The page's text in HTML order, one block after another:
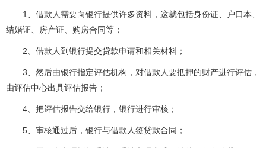
1、借款人需要向银行提供许多资料，这就包括身份证、户口本、
结婚证、房产证、购房合同等；
2、借款人到银行提交贷款申请和相关材料；
3、然后由银行指定评估机构，对借款人要抵押的财产进行评估，
由评估中心出具评估报告；
4、把评估报告交给银行，银行进行审核；
5、审核通过后，银行与借款人签贷款合同；